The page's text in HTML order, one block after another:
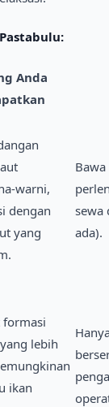
Anda
warni,
dengan
yang
sewa
ada).
lebih
ikan